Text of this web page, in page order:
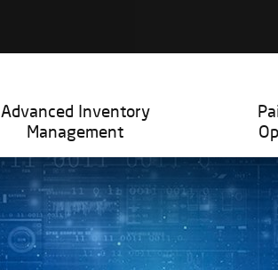
Advanced Inventory
Management